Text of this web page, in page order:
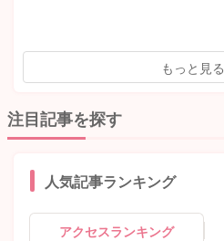
もっと見る
注目記事を探す
人気記事ランキング
アクセスランキング